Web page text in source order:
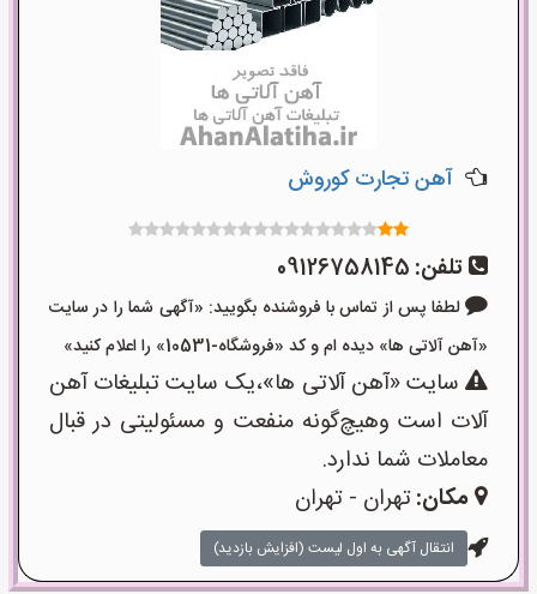
آهن تجارت کوروش
تلفن: 09126758145
لطفا پس از تماس با فروشنده بگویید: «آگهی شما را در سایت
«آهن آلاتی ها» دیده ام و کد «فروشگاه-10531» را اعلام کنید»
سایت «آهن آلاتی ها»،یک سایت تبلیغات آهن
آلات است وهیچ‌گونه منفعت و مسئولیتی در قبال
معاملات شما ندارد.
مکان:تهران - تهران
انتقال آگهی به اول لیست (افزایش بازدید)